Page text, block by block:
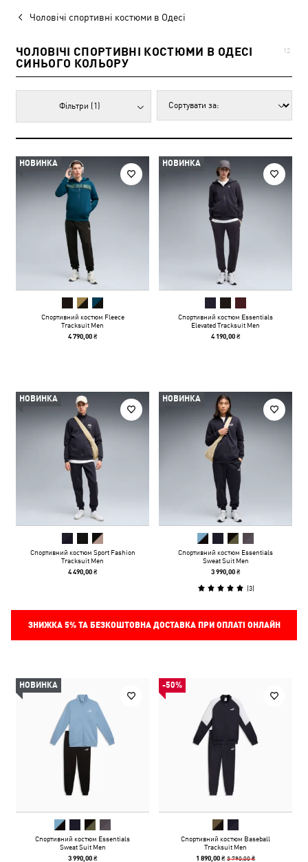
Чоловічі спортивні костюми в Одесі
ЧОЛОВІЧІ СПОРТИВНІ КОСТЮМИ В ОДЕСІ
СИНЬОГО КОЛЬОРУ
12
Фільтри (1)
НОВИНКА
Спортивний костюм Fleece
Tracksuit Men
4 790,00 ₴
НОВИНКА
Спортивний костюм Essentials
Elevated Tracksuit Men
4 190,00 ₴
НОВИНКА
Спортивний костюм Sport Fashion
Tracksuit Men
4 490,00 ₴
НОВИНКА
Спортивний костюм Essentials
Sweat Suit Men
3 990,00 ₴
(3)
ЗНИЖКА 5%ТА БЕЗКОШТОВНА ДОСТАВКА ПРИ ОПЛАТІ ОНЛАЙН
НОВИНКА
Спортивний костюм Essentials
Sweat Suit Men
3 990,00 ₴
-50%
Спортивний костюм Baseball
Tracksuit Men
1 890,00 ₴3 790,00 ₴